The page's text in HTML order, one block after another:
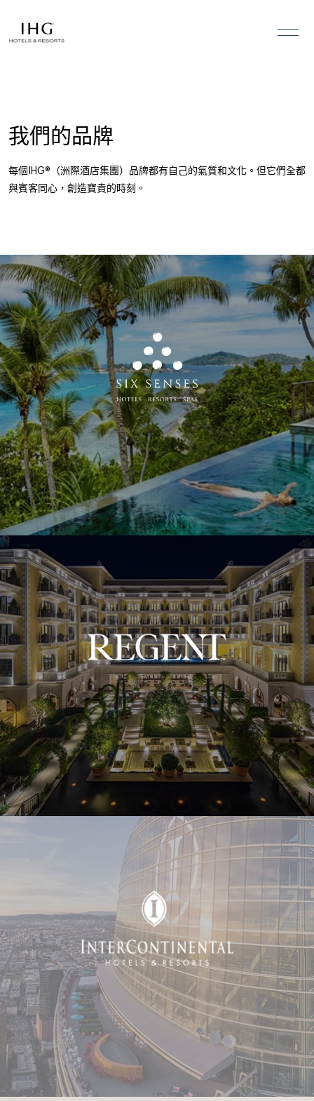
我們的品牌
每個IHG®（洲際酒店集團）品牌都有自己的氣質和文化。但它們全都
與賓客同心，創造寶貴的時刻。